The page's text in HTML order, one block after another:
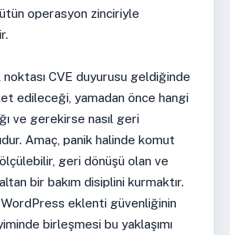
operasyon zinciriyle
noktası CVE duyurusu geldiğinde
edileceği, yamadan önce hangi
ve gerekirse nasıl geri
Amaç, panik halinde komut
geri dönüşü olan ve
bir bakım disiplini kurmaktır.
eklenti güvenliğinin
birleşmesi bu yaklaşımı